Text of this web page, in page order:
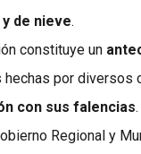
de nieve.
constituye un
por diversos
con sus falencias
Regional y